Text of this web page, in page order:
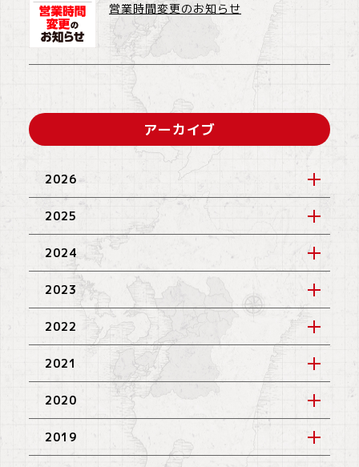
営業時間変更のお知らせ
アーカイブ
2026
2025
2024
2023
2022
2021
2020
2019